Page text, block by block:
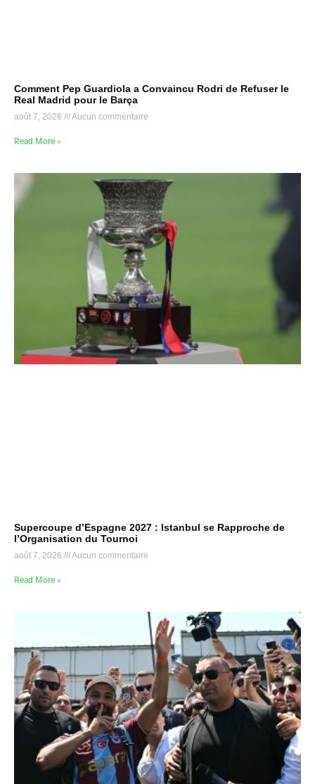
Comment Pep Guardiola a Convaincu Rodri de Refuser le
Real Madrid pour le Barça
août 7, 2026 Aucun commentaire
Read More »
Supercoupe d’Espagne 2027 : Istanbul se Rapproche de
l’Organisation du Tournoi
août 7, 2026 Aucun commentaire
Read More »